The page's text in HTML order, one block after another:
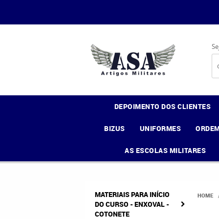
DEPOIMENTO DOS CLIENTES
BIZUS UNIFORMES
AS ESCOLAS MILITARES
MATERIAIS PARA INÍCIO
DO CURSO - ENXOVAL -
COTONETE
HOME